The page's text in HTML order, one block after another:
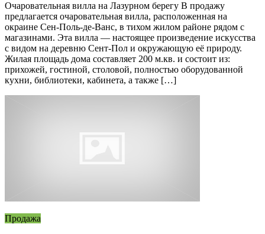
Очаровательная вилла на Лазурном берегу В продажу
предлагается очаровательная вилла, расположенная на
окраине Сен-Поль-де-Ванс, в тихом жилом районе рядом с
магазинами. Эта вилла — настоящее произведение искусства
с видом на деревню Сент-Пол и окружающую её природу.
Жилая площадь дома составляет 200 м.кв. и состоит из:
прихожей, гостиной, столовой, полностью оборудованной
кухни, библиотеки, кабинета, а также […]
Продажа